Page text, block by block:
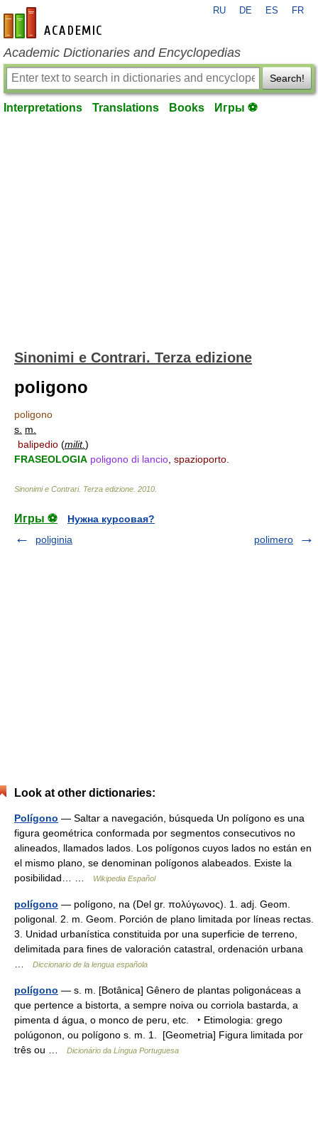
en-academic.com
RU DE ES FR
Academic Dictionaries and Encyclopedias
Search!
Interpretations Translations Books Игры ⚽
Sinonimi e Contrari. Terza edizione
poligono
poligono
s. m.
balipedio (milit.)
FRASEOLOGIA poligono di lancio spazioporto.
Sinonimi e Contrari. Terza edizione 2010
Игры ⚽
Нужна курсовая?
poliginia
polimero
Look at other dictionaries:
Polígono — Saltar a navegación, búsqueda Un polígono es una
figura geométrica conformada por segmentos consecutivos no
alineados, llamados lados. Los polígonos cuyos lados no están en
el mismo plano, se denominan polígonos alabeados. Existe la
posibilidad… …
Wikipedia Español
polígono — polígono, na (Del gr. πολύγωνος). 1. adj. Geom.
poligonal. 2. m. Geom. Porción de plano limitada por líneas rectas.
3. Unidad urbanística constituida por una superficie de terreno,
delimitada para fines de valoración catastral, ordenación urbana
Diccionario de la lengua española
polígono — s. m. [Botânica] Gênero de plantas poligonáceas a
que pertence a bistorta, a sempre noiva ou corriola bastarda, a
pimenta d água, o monco de peru, etc. ‣ Etimologia: grego
polúgonon, ou polígono s. m. 1. [Geometria] Figura limitada por
três ou …
Dicionário da Língua Portuguesa